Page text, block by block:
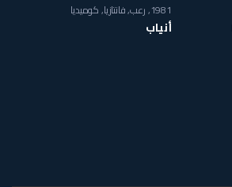
1981 رعب,فانتازيا,كوميديا
أنياب